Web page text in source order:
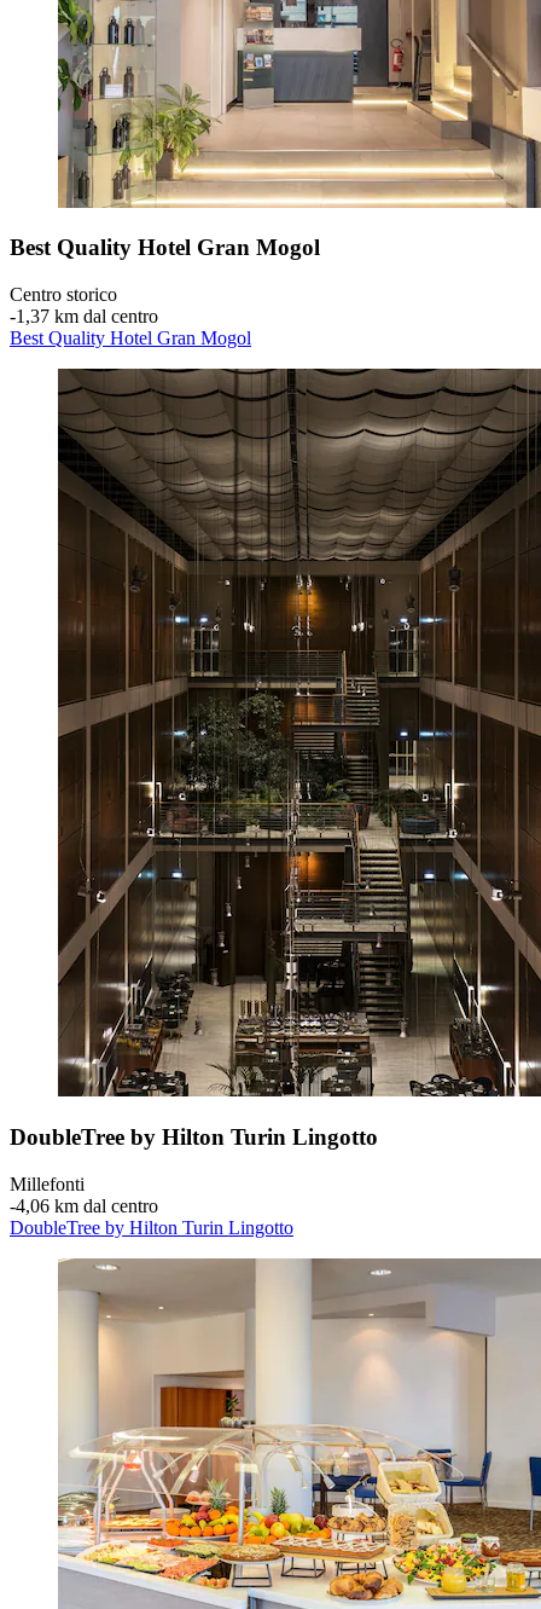
Best Quality Hotel Gran Mogol
Centro storico
‐1,37 km dal centro
Best Quality Hotel Gran Mogol
DoubleTree by Hilton Turin Lingotto
Millefonti
‐4,06 km dal centro
DoubleTree by Hilton Turin Lingotto